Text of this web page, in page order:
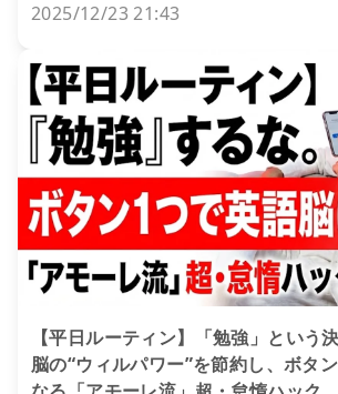
2025/12/23 21:43
【平日ルーティン】「勉強」という
脳の“ウィルパワー”を節約し、ボタ